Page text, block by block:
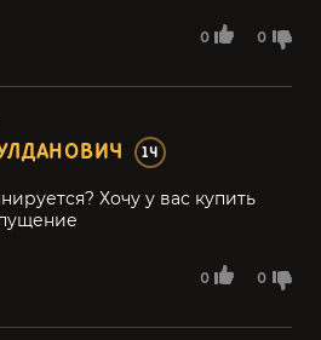
0 0
14
0 0
Хочу у вас купить